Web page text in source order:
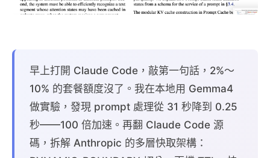
早上打開 Claude Code，敲第一句話，2%～
10% 的套餐額度沒了。我在本地用 Gemma4
做實驗，發現 prompt 處理從 31 秒降到 0.25
秒——100 倍加速。再翻 Claude Code 源
碼，拆解 Anthropic 的多層快取架構：